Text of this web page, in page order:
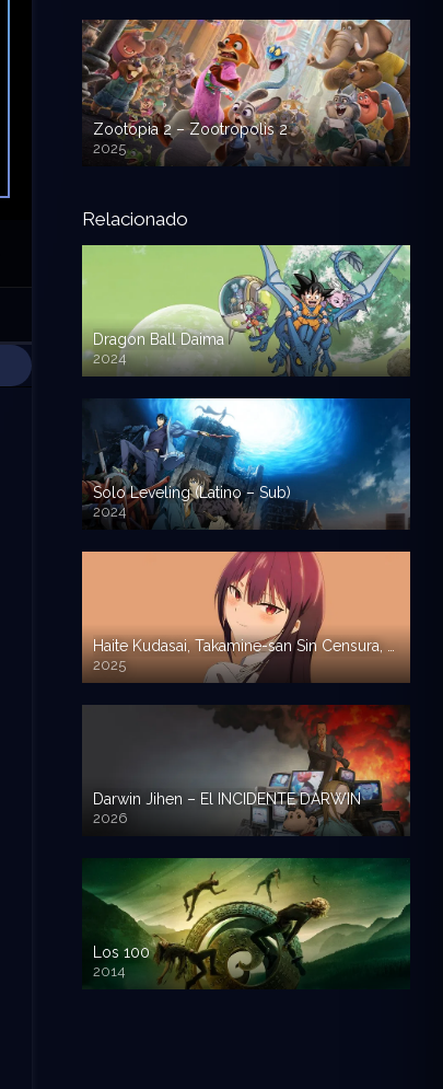
Zootopia 2 – Zootropolis 2
2025
720p HD
Relacionado
Dragon Ball Daima
2024
Solo Leveling (Latino – Sub)
2024
Haite Kudasai, Takamine-san Sin Censura, Please Put Them On, Por favor pontelos – Sub Español
2025
Darwin Jihen – El INCIDENTE DARWIN
2026
Los 100
2014